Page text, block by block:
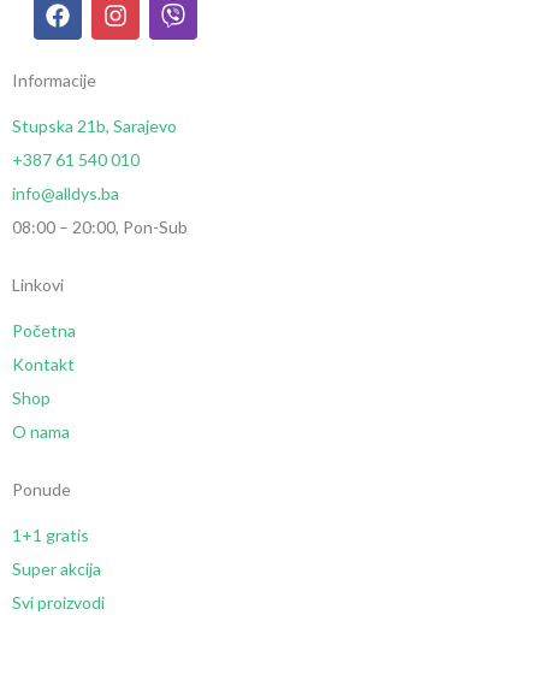
Informacije
Stupska 21b, Sarajevo
+387 61 540 010
info@alldys.ba
08:00 – 20:00, Pon-Sub
Linkovi
Početna
Kontakt
Shop
O nama
Ponude
1+1 gratis
Super akcija
Svi proizvodi